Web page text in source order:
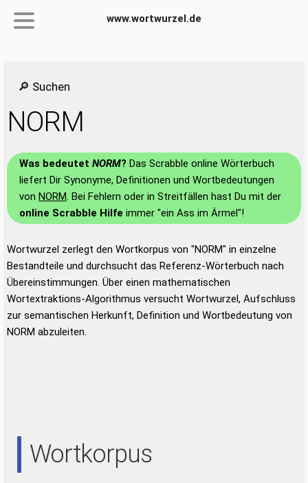
www.wortwurzel.de
🔎 Suchen
NORM
Was bedeutet NORM? Das Scrabble online Wörterbuch
liefert Dir Synonyme, Definitionen und Wortbedeutungen
von NORM. Bei Fehlern oder in Streitfällen hast Du mit der
online Scrabble Hilfe immer "ein Ass im Ärmel"!
Wortwurzel zerlegt den Wortkorpus von "NORM" in einzelne
Bestandteile und durchsucht das Referenz-Wörterbuch nach
Übereinstimmungen. Über einen mathematischen
Wortextraktions-Algorithmus versucht Wortwurzel, Aufschluss
zur semantischen Herkunft, Definition und Wortbedeutung von
NORM abzuleiten.
Wortkorpus